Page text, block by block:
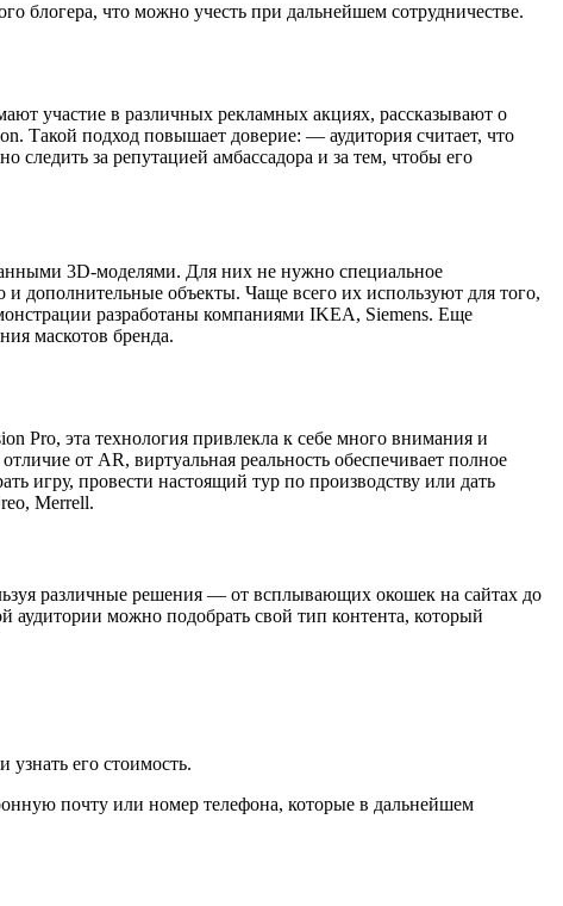
блогера, что можно учесть при дальнейшем сотрудничестве.
участие в различных рекламных акциях, рассказывают о
Такой подход повышает доверие: — аудитория считает, что
за репутацией амбассадора и за тем, чтобы его
3D-моделями. Для них не нужно специальное
дополнительные объекты. Чаще всего их используют для того,
разработаны компаниями IKEA, Siemens. Еще
маскотов бренда.
Pro, эта технология привлекла к себе много внимания и
от AR, виртуальная реальность обеспечивает полное
игру, провести настоящий тур по производству или дать
Merrell.
различные решения — от всплывающих окошек на сайтах до
можно подобрать свой тип контента, который
его стоимость.
почту или номер телефона, которые в дальнейшем